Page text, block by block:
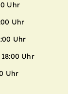
Uhr
Uhr
Uhr
Uhr
Uhr